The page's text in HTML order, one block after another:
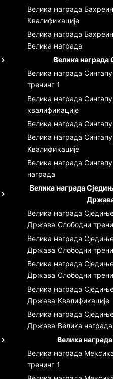
Велика награда
Квалификације
Велика награда
Велика награда
Велика награда
Велика награда
тренинг 1
Велика награда
квалификације
Велика награда
Велика награда
Квалификације
Велика награда
награда
Велика награда
Велика награда
Држава Слободни
Велика награда
Држава Слободни
Велика награда
Држава Слободни
Велика награда
Држава Квалификације
Велика награда
Држава Велика награда
Велика
Велика награда
тренинг 1